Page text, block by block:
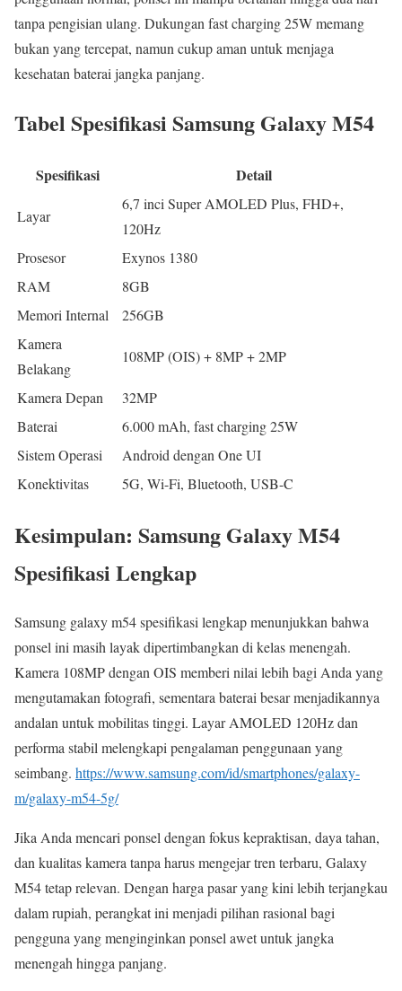
tanpa pengisian ulang. Dukungan fast charging 25W memang
bukan yang tercepat, namun cukup aman untuk menjaga
kesehatan baterai jangka panjang.
Tabel Spesifikasi Samsung Galaxy M54
Spesifikasi Detail
Layar
6,7 inci Super AMOLED Plus, FHD+,
120Hz
Prosesor
Exynos 1380
RAM
8GB
Memori Internal
256GB
Kamera
Belakang
108MP (OIS) + 8MP + 2MP
Kamera Depan
32MP
Baterai
6.000 mAh, fast charging 25W
Sistem Operasi
Android dengan One UI
Konektivitas
5G, Wi-Fi, Bluetooth, USB-C
Kesimpulan: Samsung Galaxy M54
Spesifikasi Lengkap
Samsung galaxy m54 spesifikasi lengkap menunjukkan bahwa
ponsel ini masih layak dipertimbangkan di kelas menengah.
Kamera 108MP dengan OIS memberi nilai lebih bagi Anda yang
mengutamakan fotografi, sementara baterai besar menjadikannya
andalan untuk mobilitas tinggi. Layar AMOLED 120Hz dan
performa stabil melengkapi pengalaman penggunaan yang
seimbang. https://www.samsung.com/id/smartphones/galaxy-
m/galaxy-m54-5g/
Jika Anda mencari ponsel dengan fokus kepraktisan, daya tahan,
dan kualitas kamera tanpa harus mengejar tren terbaru, Galaxy
M54 tetap relevan. Dengan harga pasar yang kini lebih terjangkau
dalam rupiah, perangkat ini menjadi pilihan rasional bagi
pengguna yang menginginkan ponsel awet untuk jangka
menengah hingga panjang.